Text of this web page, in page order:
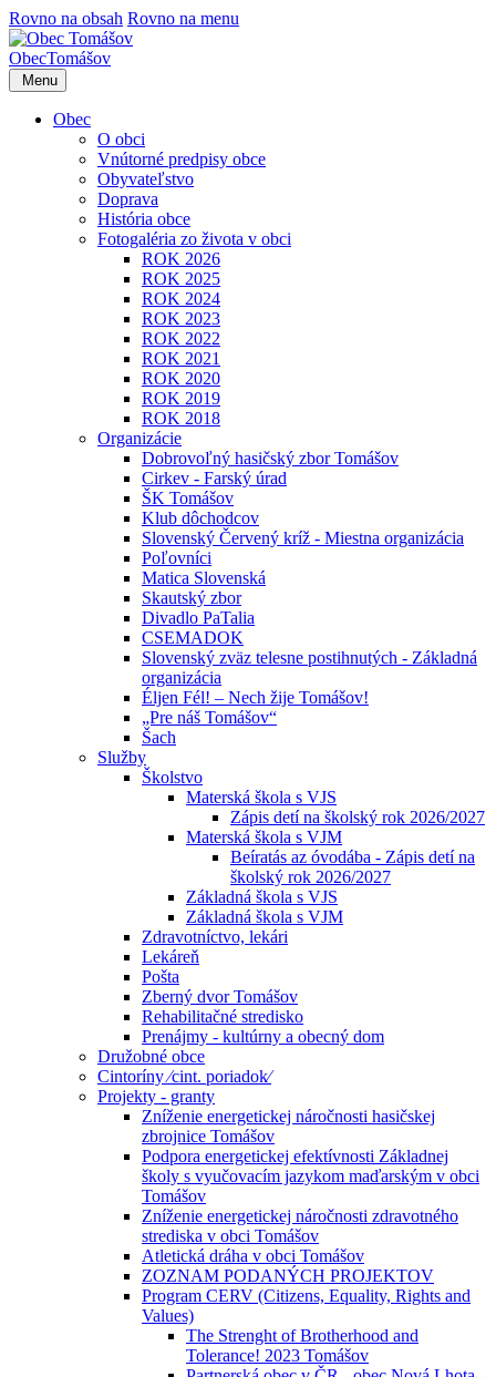
Rovno na obsah Rovno na menu
ObecTomášov
Menu
Obec
O obci
Vnútorné predpisy obce
Obyvateľstvo
Doprava
História obce
Fotogaléria zo života v obci
ROK 2026
ROK 2025
ROK 2024
ROK 2023
ROK 2022
ROK 2021
ROK 2020
ROK 2019
ROK 2018
Organizácie
Dobrovoľný hasičský zbor Tomášov
Cirkev - Farský úrad
ŠK Tomášov
Klub dôchodcov
Slovenský Červený kríž - Miestna organizácia
Poľovníci
Matica Slovenská
Skautský zbor
Divadlo PaTalia
CSEMADOK
Slovenský zväz telesne postihnutých - Základná
organizácia
Éljen Fél! – Nech žije Tomášov!
„Pre náš Tomášov“
Šach
Služby
Školstvo
Materská škola s VJS
Zápis detí na školský rok 2026/2027
Materská škola s VJM
Beíratás az óvodába - Zápis detí na
školský rok 2026/2027
Základná škola s VJS
Základná škola s VJM
Zdravotníctvo, lekári
Lekáreň
Pošta
Zberný dvor Tomášov
Rehabilitačné stredisko
Prenájmy - kultúrny a obecný dom
Družobné obce
Cintoríny ⁄cint. poriadok⁄
Projekty - granty
Zníženie energetickej náročnosti hasičskej
zbrojnice Tomášov
Podpora energetickej efektívnosti Základnej
školy s vyučovacím jazykom maďarským v obci
Tomášov
Zníženie energetickej náročnosti zdravotného
strediska v obci Tomášov
Atletická dráha v obci Tomášov
ZOZNAM PODANÝCH PROJEKTOV
Program CERV (Citizens, Equality, Rights and
Values)
The Strenght of Brotherhood and
Tolerance! 2023 Tomášov